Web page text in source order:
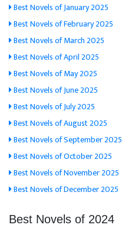
Best Novels of January 2025
Best Novels of February 2025
Best Novels of March 2025
Best Novels of April 2025
Best Novels of May 2025
Best Novels of June 2025
Best Novels of July 2025
Best Novels of August 2025
Best Novels of September 2025
Best Novels of October 2025
Best Novels of November 2025
Best Novels of December 2025
Best Novels of 2024